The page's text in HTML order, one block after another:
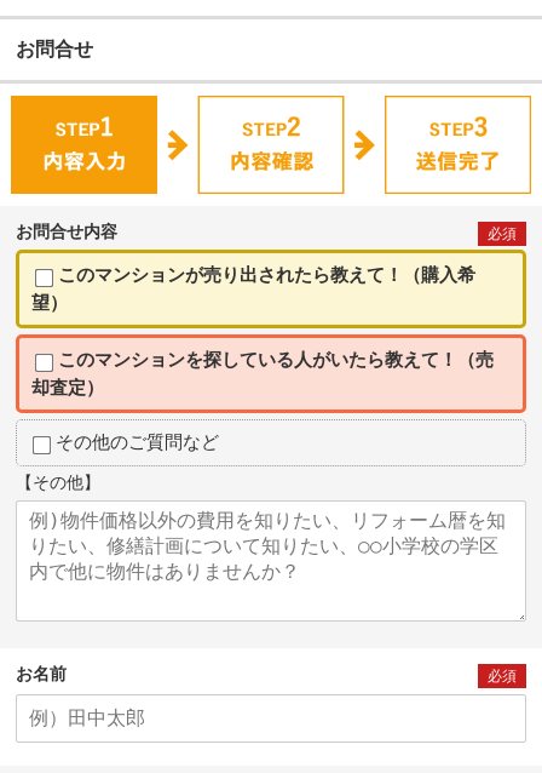
お問合せ
お問合せ内容 必須
このマンションが売り出されたら教えて！（購入希
望）
このマンションを探している人がいたら教えて！（売
却査定）
その他のご質問など
【その他】
お名前 必須